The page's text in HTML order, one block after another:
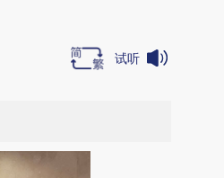
试听